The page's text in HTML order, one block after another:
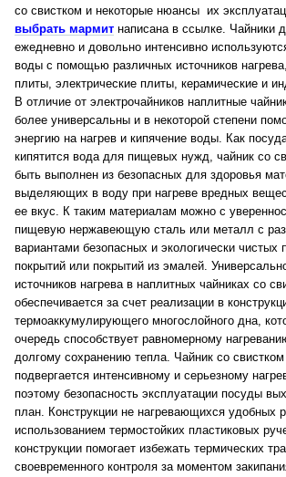
со свистком и некоторые нюансы их
выбрать мармит написана в ссылке. Чайники
ежедневно и довольно интенсивно
воды с помощью различных источников
плиты, электрические плиты, керамические и
В отличие от электрочайников наплитные
более универсальны и в некоторой степени
энергию на нагрев и кипячение воды. Как
кипятится вода для пищевых нужд, чайник со
быть выполнен из безопасных для здоровья
выделяющих в воду при нагреве вредных
ее вкус. К таким материалам можно с
пищевую нержавеющую сталь или металл с
вариантами безопасных и экологически чистых
покрытий или покрытий из эмалей.
источников нагрева в наплитных чайниках со
обеспечивается за счет реализации в
термоаккумулирующего многослойного дна,
очередь способствует равномерному
долгому сохранению тепла. Чайник со
подвергается интенсивному и серьезному
поэтому безопасность эксплуатации посуды
план. Конструкции не нагревающихся удобных
использованием термостойких пластиковых
конструкции помогает избежать термических
своевременного контроля за моментом